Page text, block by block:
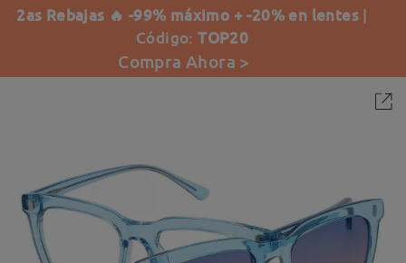
2as Rebajas 🔥 -99% máximo + -20% en lentes |
Código:TOP20
Compra Ahora >